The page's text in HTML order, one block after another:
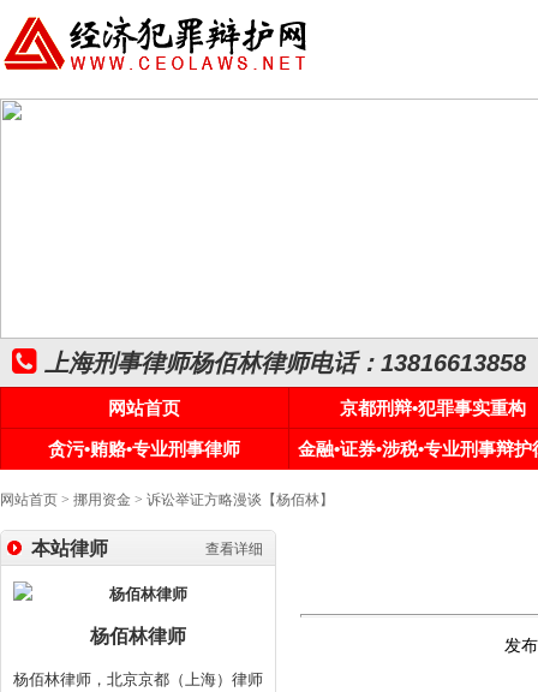
上海刑事律师杨佰林律师电话：13816613858
网站首页
京都刑辩•犯罪事实重构
贪污•贿赂•专业刑事律师
金融•证券•涉税•专业刑事辩护
网站首页 > 挪用资金 > 诉讼举证方略漫谈【杨佰林】
查看详细
本站律师
杨佰林律师
杨佰林律师，北京京都（上海）律师
发